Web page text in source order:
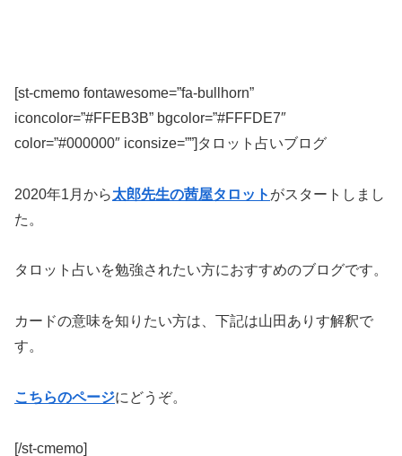
[st-cmemo fontawesome=”fa-bullhorn”
iconcolor=”#FFEB3B” bgcolor=”#FFFDE7″
color=”#000000″ iconsize=””]タロット占いブログ
2020年1月から太郎先生の茜屋タロット がスタートしまし
た。
タロット占いを勉強されたい方におすすめのブログです。
カードの意味を知りたい方は、下記は山田ありす解釈で
す。
こちらのページにどうぞ。
[/st-cmemo]